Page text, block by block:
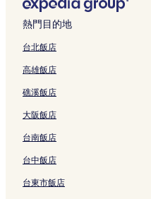
熱門目的地
台北飯店
高雄飯店
礁溪飯店
大阪飯店
台南飯店
台中飯店
台東市飯店